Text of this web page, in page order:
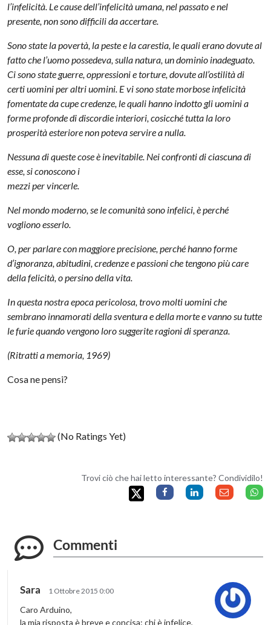
l’infelicità. Le cause dell’infelicità umana, nel passato e nel
presente, non sono difficili da accertare.
Sono state la povertà, la peste e la carestia, le quali erano dovute al
fatto che l’uomo possedeva, sulla natura, un dominio inadeguato.
Ci sono state guerre, oppressioni e torture, dovute all’ostilità di
certi uomini per altri uomini. E vi sono state morbose infelicità
fomentate da cupe credenze, le quali hanno indotto gli uomini a
forme profonde di discordie interiori, cosicché tutta la loro
prosperità esteriore non poteva servire a nulla.
Nessuna di queste cose è inevitabile. Nei confronti di ciascuna di
esse, si conoscono i
mezzi per vincerle.
Nel mondo moderno, se le comunità sono infelici, è perché
vogliono esserlo.
O, per parlare con maggiore precisione, perché hanno forme
d’ignoranza, abitudini, credenze e passioni che tengono più care
della felicità, o persino della vita.
In questa nostra epoca pericolosa, trovo molti uomini che
sembrano innamorati della sventura e della morte e vanno su tutte
le furie quando vengono loro suggerite ragioni di speranza.
(Ritratti a memoria, 1969)
Cosa ne pensi?
(No Ratings Yet)
Trovi ciò che hai letto interessante? Condividilo!
Commenti
Sara 1 Ottobre 2015 0:00
Caro Arduino,
la mia risposta è breve e concisa: chi è infelice,